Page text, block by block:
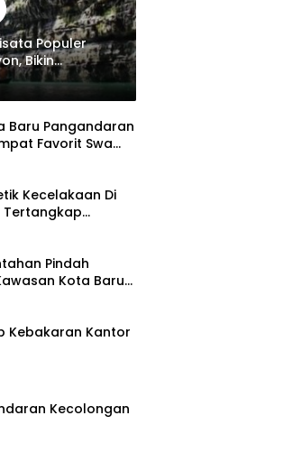
Populer
Bikin
Baru Pangandaran
Favorit Swa
Kecelakaan Di
Tertangkap
Pindah
Kota Baru
Kebakaran Kantor
Kecolongan